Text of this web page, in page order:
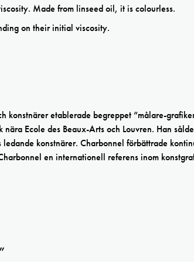
Made from linseed oil, it is colourless.
on their initial viscosity.
konstnärer etablerade begreppet ”målare-
nära Ecole des Beaux-Arts och Louvren. Han
konstnärer. Charbonnel förbättrade
en internationell referens inom